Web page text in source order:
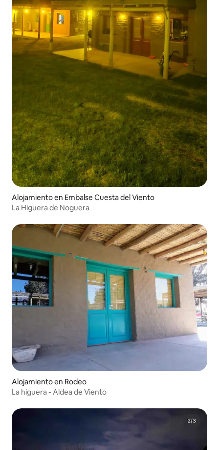
Alojamiento en Embalse Cuesta del Viento
La Higuera de Noguera
Alojamiento en Rodeo
La higuera - Aldea de Viento